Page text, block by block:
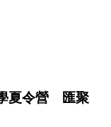
夏令營 匯聚